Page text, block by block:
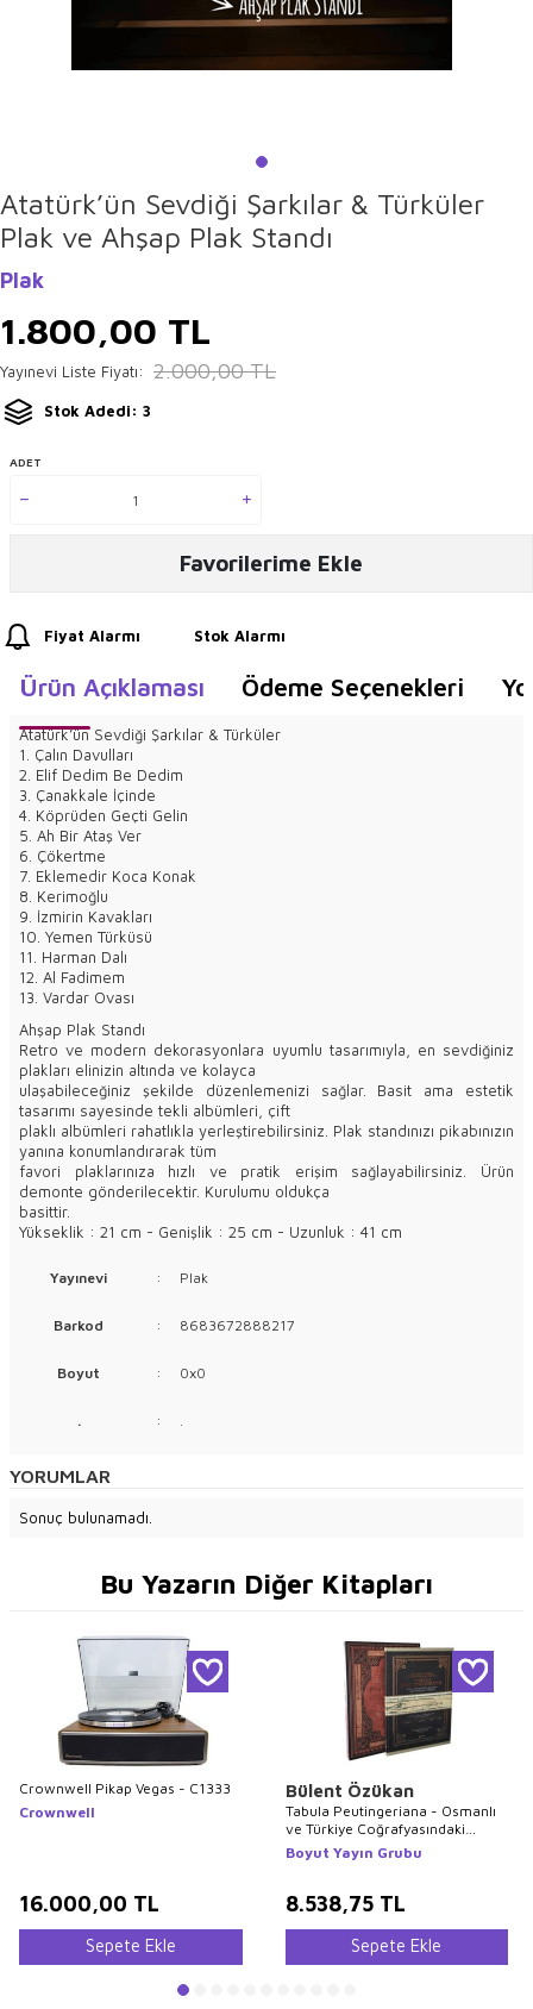
Atatürk’ün Sevdiği Şarkılar & Türküler
Plak ve Ahşap Plak Standı
Plak
1.800,00 TL
Yayınevi Liste Fiyatı: 2.000,00TL
Stok Adedi: 3
ADET
Favorilerime Ekle
Fiyat Alarmı Stok Alarmı
Ürün Açıklaması Ödeme Seçenekleri
Atatürk’ün Sevdiği Şarkılar & Türküler
1. Çalın Davulları
2. Elif Dedim Be Dedim
3. Çanakkale İçinde
4. Köprüden Geçti Gelin
5. Ah Bir Ataş Ver
6. Çökertme
7. Eklemedir Koca Konak
8. Kerimoğlu
9. İzmirin Kavakları
10. Yemen Türküsü
11. Harman Dalı
12. Al Fadimem
13. Vardar Ovası
Ahşap Plak Standı
Retro ve modern dekorasyonlara uyumlu tasarımıyla, en sevdiğiniz
plakları elinizin altında ve kolayca
ulaşabileceğiniz şekilde düzenlemenizi sağlar. Basit ama estetik
tasarımı sayesinde tekli albümleri, çift
plaklı albümleri rahatlıkla yerleştirebilirsiniz. Plak standınızı pikabınızın
yanına konumlandırarak tüm
favori plaklarınıza hızlı ve pratik erişim sağlayabilirsiniz. Ürün
demonte gönderilecektir. Kurulumu oldukça
basittir.
Yükseklik : 21 cm - Genişlik : 25 cm - Uzunluk : 41 cm
Yayınevi : Plak
Barkod : 8683672888217
Boyut : 0x0
. :
YORUMLAR
Sonuç bulunamadı.
Bu Yazarın Diğer Kitapları
Crownwell Pikap Vegas - C1333
Crownwell
16.000,00 TL
Sepete Ekle
Bülent Özükan
Tabula Peutingeriana - Osmanlı
ve Türkiye Coğrafyasındaki
İzleriyle 2000 Yıllık Roma Yol
Haritası
Boyut Yayın Grubu
8.538,75TL
Sepete Ekle